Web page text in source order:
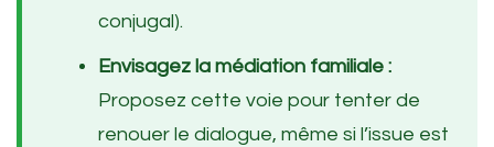
conjugal).
Envisagez la médiation familiale :
Proposez cette voie pour tenter de
renouer le dialogue, même si l’issue est